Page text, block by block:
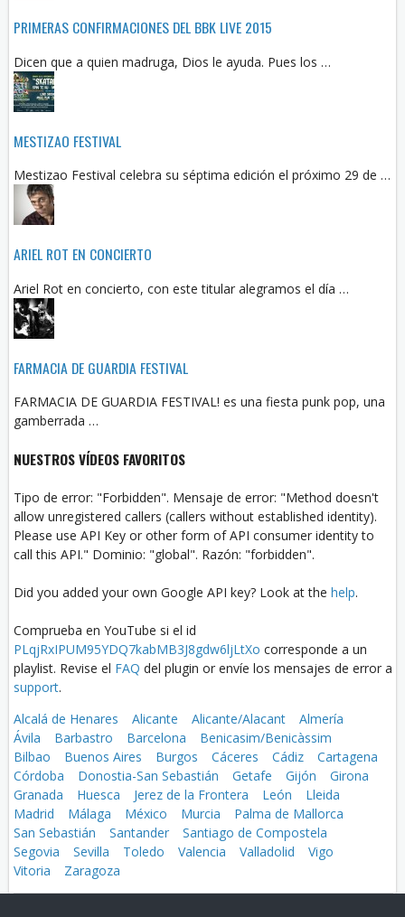
PRIMERAS CONFIRMACIONES DEL BBK LIVE 2015
Dicen que a quien madruga, Dios le ayuda. Pues los …
MESTIZAO FESTIVAL
Mestizao Festival celebra su séptima edición el próximo 29 de …
ARIEL ROT EN CONCIERTO
Ariel Rot en concierto, con este titular alegramos el día …
FARMACIA DE GUARDIA FESTIVAL
FARMACIA DE GUARDIA FESTIVAL! es una fiesta punk pop, una
gamberrada …
NUESTROS VÍDEOS FAVORITOS
Tipo de error: "Forbidden". Mensaje de error: "Method doesn't
allow unregistered callers (callers without established identity).
Please use API Key or other form of API consumer identity to
call this API." Dominio: "global". Razón: "forbidden".
Did you added your own Google API key? Look at the help.
Comprueba en YouTube si el id
PLqjRxIPUM95YDQ7kabMB3J8gdw6ljLtXo corresponde a un
playlist. Revise el FAQ del plugin or envíe los mensajes de error a
support.
Alcalá de Henares
Alicante Alicante/Alacant
Almería
Ávila
Barbastro Barcelona
Benicasim/Benicàssim
Bilbao
Buenos Aires Burgos Cáceres Cádiz
Cartagena
Córdoba
Donostia-San Sebastián Getafe Gijón
Girona
Granada
Huesca Jerez de la Frontera León
Lleida
Madrid
Málaga México Murcia
Palma de Mallorca
San Sebastián
Santander
Santiago de Compostela
Segovia
Sevilla Toledo Valencia Valladolid
Vigo
Vitoria
Zaragoza